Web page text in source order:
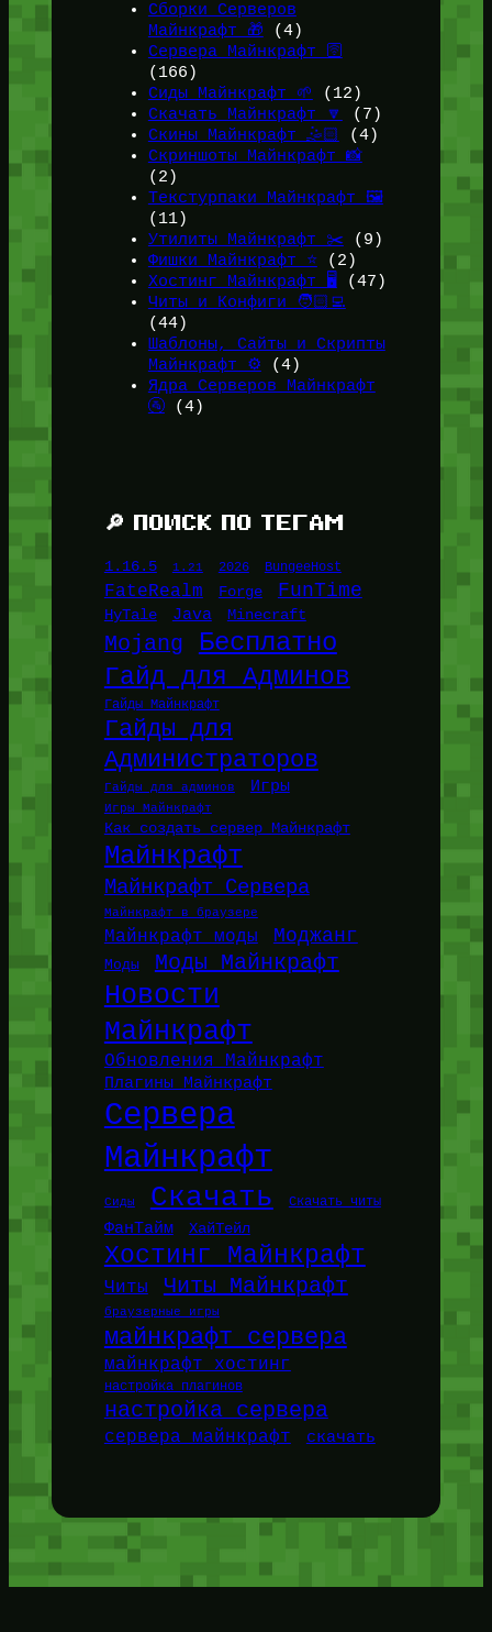
Сборки Серверов
Майнкрафт 🎁 (4)
Сервера Майнкрафт 🛜
(166)
Сиды Майнкрафт 🌱
(12)
Скачать Майнкрафт 🔽
(7)
Скины Майнкрафт 🤹🏻
(4)
Скриншоты Майнкрафт 📸
(2)
Текстурпаки Майнкрафт 🖼️
(11)
Утилиты Майнкрафт ✂️ (9)
Фишки Майнкрафт ⭐(2)
Хостинг Майнкрафт 🖥️ (47)
Читы и Конфиги 🧑🏻‍💻
(44)
Шаблоны, Сайты и Скрипты
Майнкрафт ⚙️ (4)
Ядра Серверов Майнкрафт
🚰(4)
🔎 ПОИСК ПО ТЕГАМ
1.16.5 1.21 2026 BungeeHost
FateRealm Forge FunTime
HyTale Java Minecraft
Mojang Бесплатно
Гайд для Админов
Гайды Майнкрафт
Гайды для
Администраторов
Гайды для админов Игры
Игры Майнкрафт
Как создать сервер Майнкрафт
Майнкрафт
Майнкрафт Сервера
Майнкрафт в браузере
Майнкрафт моды Моджанг
Моды Моды Майнкрафт
Новости
Майнкрафт
Обновления Майнкрафт
Плагины Майнкрафт
Сервера
Майнкрафт
Сиды Скачать Скачать читы
ФанТайм ХайТейл
Хостинг Майнкрафт
Читы Читы Майнкрафт
браузерные игры
майнкрафт сервера
майнкрафт хостинг
настройка плагинов
настройка сервера
сервера майнкрафт скачать